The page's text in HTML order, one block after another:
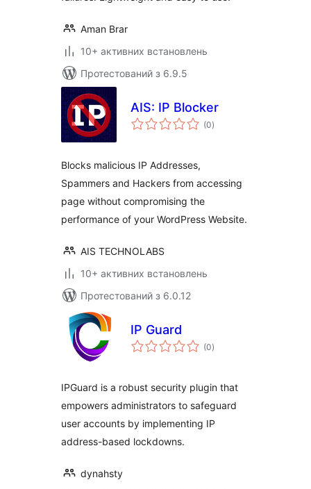
Aman Brar
10+ активних встановлень
Протестований з 6.9.5
AIS: IP Blocker
(0загальний
рейтинг
)
Blocks malicious IP Addresses,
Spammers and Hackers from accessing
page without compromising the
performance of your WordPress Website.
AIS TECHNOLABS
10+ активних встановлень
Протестований з 6.0.12
IP Guard
(0загальний
рейтинг
)
IPGuard is a robust security plugin that
empowers administrators to safeguard
user accounts by implementing IP
address-based lockdowns.
dynahsty